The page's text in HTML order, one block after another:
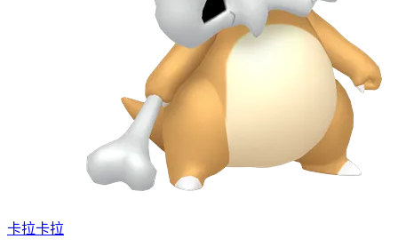
卡拉卡拉